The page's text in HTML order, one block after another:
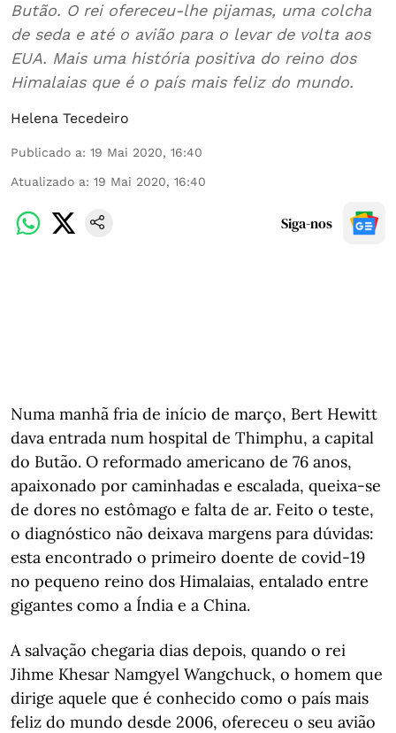
Butão. O rei ofereceu-lhe pijamas, uma colcha
de seda e até o avião para o levar de volta aos
EUA. Mais uma história positiva do reino dos
Himalaias que é o país mais feliz do mundo.
Helena Tecedeiro
Publicado a: 19 Mai 2020, 16:40
Atualizado a: 19 Mai 2020, 16:40
Siga-nos
Numa manhã fria de início de março, Bert Hewitt
dava entrada num hospital de Thimphu, a capital
do Butão. O reformado americano de 76 anos,
apaixonado por caminhadas e escalada, queixa-se
de dores no estômago e falta de ar. Feito o teste,
o diagnóstico não deixava margens para dúvidas:
esta encontrado o primeiro doente de covid-19
no pequeno reino dos Himalaias, entalado entre
gigantes como a Índia e a China.
A salvação chegaria dias depois, quando o rei
Jihme Khesar Namgyel Wangchuck, o homem que
dirige aquele que é conhecido como o país mais
feliz do mundo desde 2006, ofereceu o seu avião